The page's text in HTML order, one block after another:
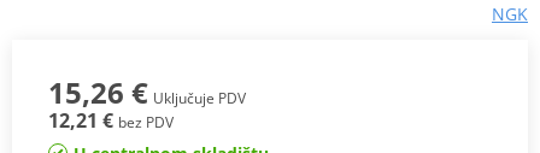
NGK
15,26 € Uključuje PDV
12,21 € bez PDV